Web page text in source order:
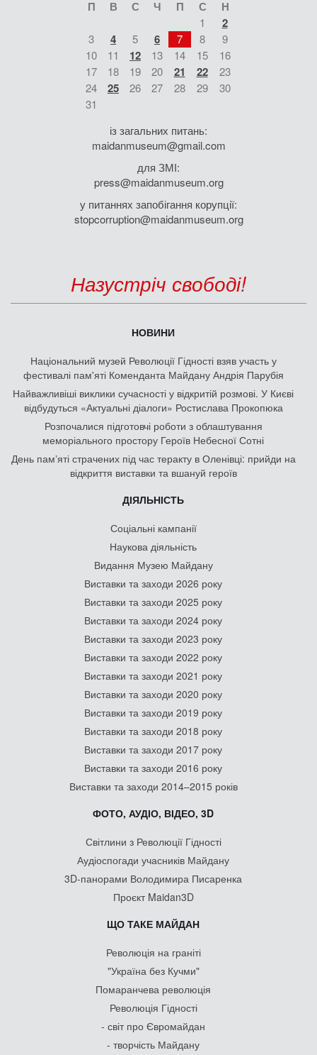
П В С Ч П С Н
1 2
3 4 5 6 7 8
9
10
11 12 13 14 15
16
17
18 19 20 21 22
23
24
25 26 27 28 29
30
31
із загальних питань:
maidanmuseum@gmail.com
для ЗМІ:
press@maidanmuseum.org
у питаннях запобігання корупції:
stopcorruption@maidanmuseum.org
Назустріч свободі!
НОВИНИ
Національний музей Революції Гідності взяв участь у
фестивалі пам'яті Коменданта Майдану Андрія Парубія
Найважливіші виклики сучасності у відкритій розмові. У Києві
відбудуться «Актуальні діалоги» Ростислава Прокопюка
Розпочалися підготовчі роботи з облаштування
меморіального простору Героїв Небесної Сотні
День памʼяті страчених під час теракту в Оленівці: прийди на
відкриття виставки та вшануй героїв
ДІЯЛЬНІСТЬ
Соціальні кампанії
Наукова діяльність
Видання Музею Майдану
Виставки та заходи 2026 року
Виставки та заходи 2025 року
Виставки та заходи 2024 року
Виставки та заходи 2023 року
Виставки та заходи 2022 року
Виставки та заходи 2021 року
Виставки та заходи 2020 року
Виставки та заходи 2019 року
Виставки та заходи 2018 року
Виставки та заходи 2017 року
Виставки та заходи 2016 року
Виставки та заходи 2014–2015 років
ФОТО, АУДІО, ВІДЕО, 3D
Світлини з Революції Гідності
Аудіоспогади учасників Майдану
3D-панорами Володимира Писаренка
Проєкт Maidan3D
ЩО ТАКЕ МАЙДАН
Революція на граніті
"Україна без Кучми"
Помаранчева революція
Революція Гідності
- світ про Євромайдан
- творчість Майдану